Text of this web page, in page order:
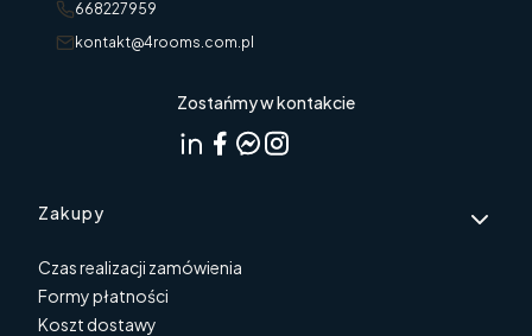
668227959
kontakt@4rooms.com.pl
Zostańmy w kontakcie
Linki w stopce
Zakupy
Czas realizacji zamówienia
Formy płatności
Koszt dostawy